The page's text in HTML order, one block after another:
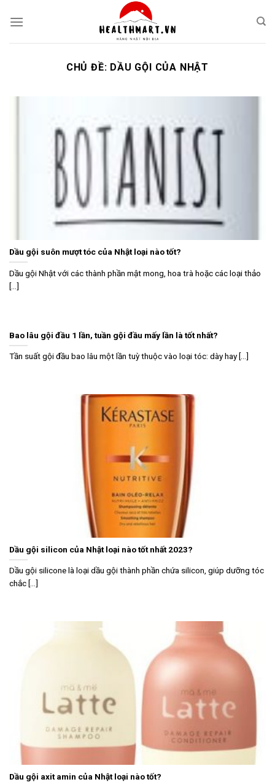
CHỦ ĐỀ: DẦU GỘI CỦA NHẬT
Dầu gội suôn mượt tóc của Nhật loại nào tốt?
Dầu gội Nhật với các thành phần mật mong, hoa trà hoặc các loại thảo
[...]
Bao lâu gội đầu 1 lần, tuần gội đầu mấy lần là tốt nhất?
Tần suất gội đầu bao lâu một lần tuỳ thuộc vào loại tóc: dày hay [...]
Dầu gội silicon của Nhật loại nào tốt nhất 2023?
Dầu gội silicone là loại dầu gội thành phần chứa silicon, giúp dưỡng tóc
chắc [...]
Dầu gội axit amin của Nhật loại nào tốt?